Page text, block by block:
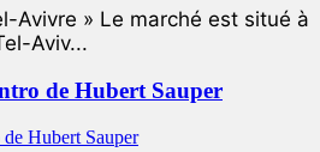
Avivre » Le marché est situé à
Aviv...
de Hubert Sauper